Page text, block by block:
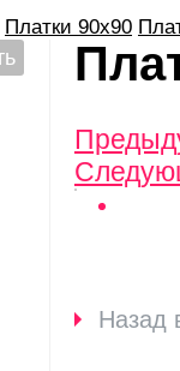
Платки 90х90
Назад